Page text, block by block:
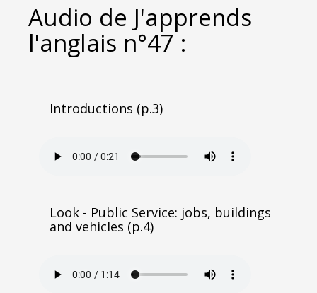
Audio de J'apprends
l'anglais n°47 :
Introductions (p.3)
Look - Public Service: jobs, buildings
and vehicles (p.4)